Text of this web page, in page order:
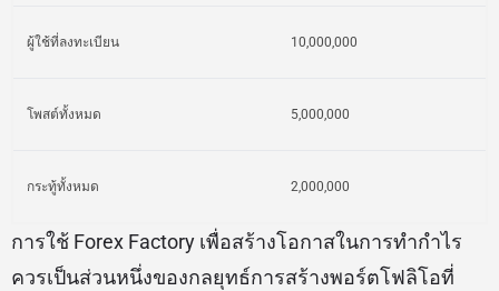
ผู้ใช้ที่ลงทะเบียน 10,000,000
โพสต์ทั้งหมด 5,000,000
กระทู้ทั้งหมด 2,000,000
การใช้ Forex Factory เพื่อสร้างโอกาสในการทำกำไร
ควรเป็นส่วนหนึ่งของกลยุทธ์การสร้างพอร์ตโฟลิโอที่